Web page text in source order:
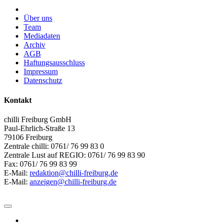
Über uns
Team
Mediadaten
Archiv
AGB
Haftungsausschluss
Impressum
Datenschutz
Kontakt
chilli Freiburg GmbH
Paul-Ehrlich-Straße 13
79106 Freiburg
Zentrale chilli: 0761/ 76 99 83 0
Zentrale Lust auf REGIO: 0761/ 76 99 83 90
Fax: 0761/ 76 99 83 99
E-Mail: redaktion@chilli-freiburg.de
E-Mail: anzeigen@chilli-freiburg.de